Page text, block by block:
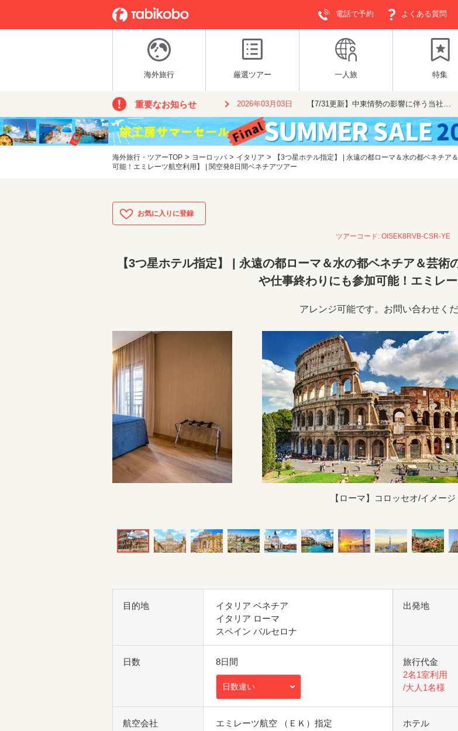
電話で予約 よくある質問
海外旅行 厳選ツアー 一人旅 特集
重要なお知らせ 2026年03月03日 【7/31更新】中東情勢の影響に伴う当社…
海外旅行・ツアーTOP > ヨーロッパ > イタリア >
【3つ星ホテル指定】 | 永遠の都ローマ＆水の都ベネチ
可能！エミレーツ航空利用】 | 関空発8日間ベネチアツアー
ツアーコード: OISEK8RVB-CSR-YE
【3つ星ホテル指定】 | 永遠の都ローマ＆水の都ベネチア＆芸
や仕事終わりにも参加可能！エミレー
アレンジ可能です。お問い合わせくだ
【ローマ】コロッセオ/イメージ
目的地
イタリア ベネチア
イタリア ローマ
スペイン バルセロナ
出発地
日数 8日間
日数違い
旅行代金
2名1室利用
/大人1名様
航空会社 エミレーツ航空 （ＥＫ）指定 ホテル